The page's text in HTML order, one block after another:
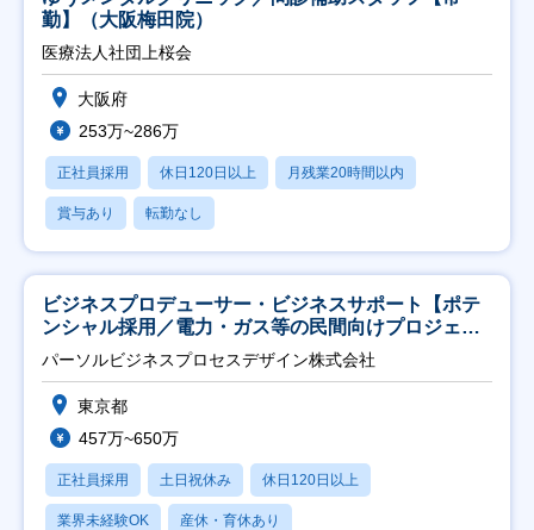
勤】（大阪梅田院）
医療法人社団上桜会
大阪府
253万~286万
正社員採用 休日120日以上 月残業20時間以内
賞与あり 転勤なし
ビジネスプロデューサー・ビジネスサポート【ポテ
ンシャル採用／電力・ガス等の民間向けプロジェク
ト推進】
パーソルビジネスプロセスデザイン株式会社
東京都
457万~650万
正社員採用 土日祝休み 休日120日以上
業界未経験OK 産休・育休あり